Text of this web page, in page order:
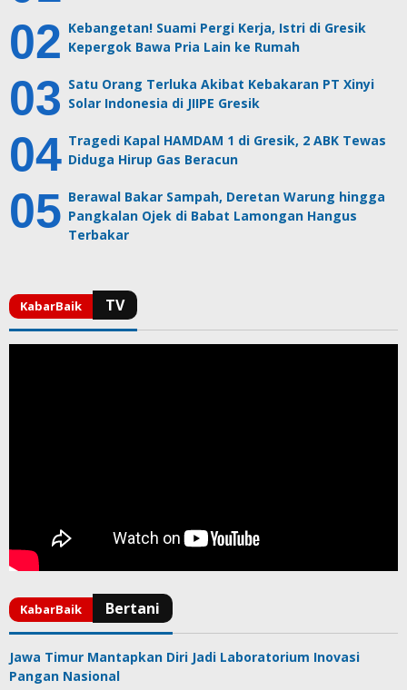
Kebangetan! Suami Pergi Kerja, Istri di Gresik
Kepergok Bawa Pria Lain ke Rumah
Satu Orang Terluka Akibat Kebakaran PT Xinyi
Solar Indonesia di JIIPE Gresik
Tragedi Kapal HAMDAM 1 di Gresik, 2 ABK Tewas
Diduga Hirup Gas Beracun
Berawal Bakar Sampah, Deretan Warung hingga
Pangkalan Ojek di Babat Lamongan Hangus
Terbakar
Jawa Timur Mantapkan Diri Jadi Laboratorium Inovasi
Pangan Nasional